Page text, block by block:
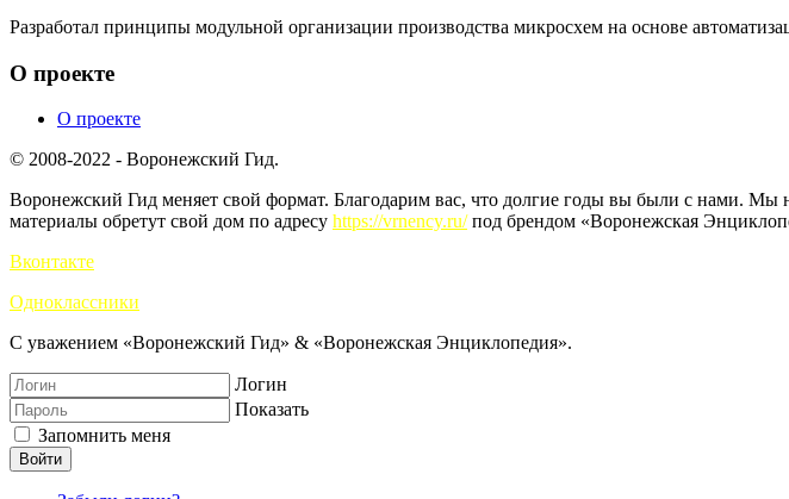
Разработал принципы модульной организации производства микросхем на основе
О проекте
О проекте
© 2008-2022 - Воронежский Гид.
Воронежский Гид меняет свой формат. Благодарим вас, что долгие годы вы были с нами.
материалы обретут свой дом по адресу https://vrnency.ru/под брендом «Воронежская
Вконтакте
Одноклассники
С уважением «Воронежский Гид» & «Воронежская Энциклопедия».
Логин
Показать
Запомнить меня
Войти